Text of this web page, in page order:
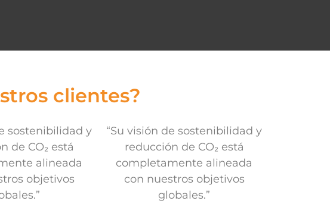
clientes?
sostenibilidad y
de CO₂ está
alineada
objetivos
“Su visión de sostenibilidad y
reducción de CO₂ está
completamente alineada
con nuestros objetivos
globales.”